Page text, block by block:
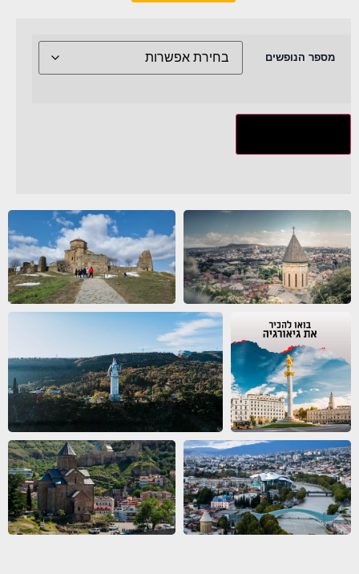
מספר הנופשים